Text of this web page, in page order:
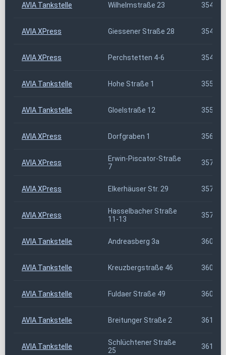
AVIA Tankstelle Wilhelmstraße 23 35415
AVIA XPress Giessener Straße 28 35423
AVIA XPress Perchstetten 4-6 35428
AVIA Tankstelle Hohe Straße 1 35576
AVIA Tankstelle Gloelstraße 12 35576
AVIA XPress Dorfgraben 1 35625
AVIA XPress
Erwin-Piscator-Straße
7
35753
AVIA XPress Elkerhäuser Str. 29 35796
AVIA XPress
Hasselbacher Straße
11-13
35799
AVIA Tankstelle Andreasberg 3a 36041
AVIA Tankstelle Kreuzbergstraße 46 36043
AVIA Tankstelle Fuldaer Straße 49 36088
AVIA Tankstelle Breitunger Straße 2 36100
AVIA Tankstelle
Schlüchtener Straße
25
36103